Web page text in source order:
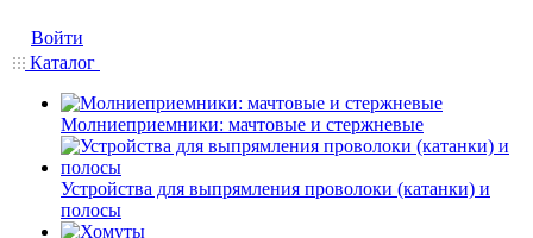
Войти
Каталог
Молниеприемники: мачтовые и стержневые
Устройства для выпрямления проволоки (катанки) и
полосы